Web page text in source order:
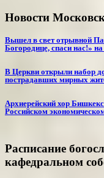
Новости
Вышел в свет отрывной
Богородице, спаси нас!»
В Церкви открыли набор
пострадавших мирных
Архиерейский хор
Российском
Расписание
кафедральном